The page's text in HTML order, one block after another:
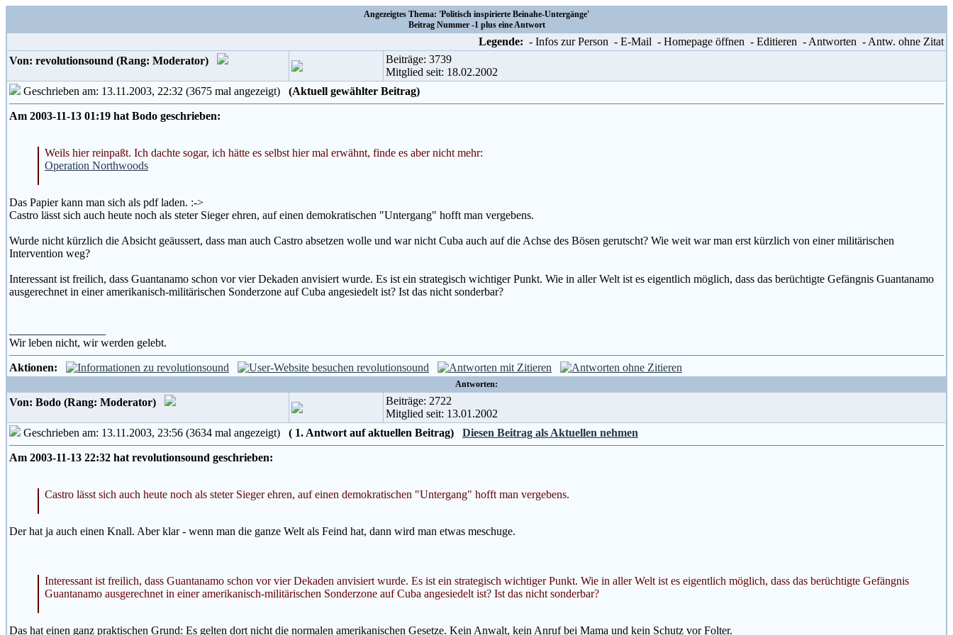
Angezeigtes Thema: 'Politisch inspirierte Beinahe-Untergänge'
Beitrag Nummer -1 plus eine Antwort
Legende: - Infos zur Person - E-Mail - Homepage öffnen - Editieren - Antworten - Antw. ohne Zitat
Von: revolutionsound (Rang: Moderator)
Beiträge: 3739
Mitglied seit: 18.02.2002
Geschrieben am: 13.11.2003, 22:32 (3675 mal angezeigt) (Aktuell gewählter Beitrag)
Am 2003-11-13 01:19 hat Bodo geschrieben:
Weils hier reinpaßt. Ich dachte sogar, ich hätte es selbst hier mal erwähnt, finde es aber nicht mehr:
Operation Northwoods
Das Papier kann man sich als pdf laden. :->
Castro lässt sich auch heute noch als steter Sieger ehren, auf einen demokratischen "Untergang" hofft man vergebens.
Wurde nicht kürzlich die Absicht geäussert, dass man auch Castro absetzen wolle und war nicht Cuba auch auf die Achse des Bösen gerutscht? Wie weit war man erst kürzlich von einer militärischen
Intervention weg?
Interessant ist freilich, dass Guantanamo schon vor vier Dekaden anvisiert wurde. Es ist ein strategisch wichtiger Punkt. Wie in aller Welt ist es eigentlich möglich, dass das berüchtigte Gefängnis Guantanamo
ausgerechnet in einer amerikanisch-militärischen Sonderzone auf Cuba angesiedelt ist? Ist das nicht sonderbar?
Wir leben nicht, wir werden gelebt.
Aktionen:
Antworten:
Von: Bodo (Rang: Moderator)
Beiträge: 2722
Mitglied seit: 13.01.2002
Geschrieben am: 13.11.2003, 23:56 (3634 mal angezeigt) ( 1. Antwort auf aktuellen Beitrag) Diesen Beitrag als Aktuellen nehmen
Am 2003-11-13 22:32 hat revolutionsound geschrieben:
Castro lässt sich auch heute noch als steter Sieger ehren, auf einen demokratischen "Untergang" hofft man vergebens.
Der hat ja auch einen Knall. Aber klar - wenn man die ganze Welt als Feind hat, dann wird man etwas meschuge.
Interessant ist freilich, dass Guantanamo schon vor vier Dekaden anvisiert wurde. Es ist ein strategisch wichtiger Punkt. Wie in aller Welt ist es eigentlich möglich, dass das berüchtigte Gefängnis
Guantanamo ausgerechnet in einer amerikanisch-militärischen Sonderzone auf Cuba angesiedelt ist? Ist das nicht sonderbar?
Das hat einen ganz praktischen Grund: Es gelten dort nicht die normalen amerikanischen Gesetze. Kein Anwalt, kein Anruf bei Mama und kein Schutz vor Folter.